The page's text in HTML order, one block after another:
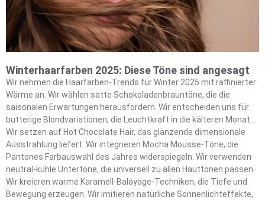
Winterhaarfarben 2025: Diese Töne sind angesagt
Wir nehmen die Haarfarben-Trends für Winter 2025 mit raffinierter
Wärme an. Wir wählen satte Schokoladenbrauntöne, die die
saisonalen Erwartungen herausfordern. Wir entscheiden uns für
butterige Blondvariationen, die Leuchtkraft in die kälteren Monate
bringen.
Wir setzen auf Hot Chocolate Hair, das glänzende dimensionale
Ausstrahlung liefert. Wir integrieren Mocha Mousse-Töne, die
Pantones Farbauswahl des Jahres widerspiegeln. Wir verwenden
neutral-kühle Untertöne, die universell zu allen Hauttönen passen.
Wir kreieren warme Karamell-Balayage-Techniken, die Tiefe und
Bewegung erzeugen. Wir imitieren natürliche Sonnenlichteffekte,